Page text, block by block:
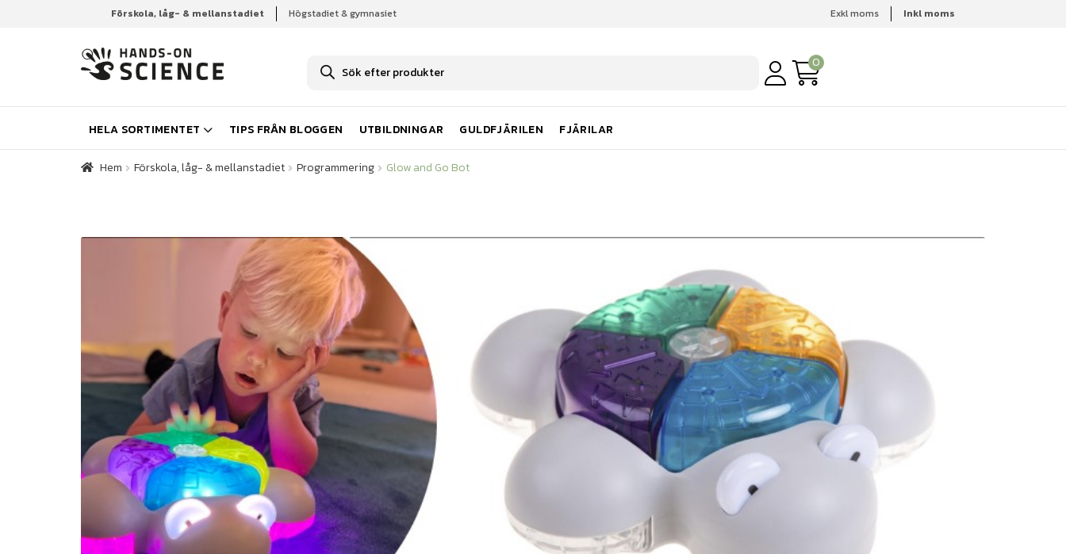
Förskola, låg- & mellanstadiet Högstadiet & gymnasiet Exkl moms Inkl moms
u
k
t
s
ö
k
0
HELA SORTIMENTET TIPS FRÅN BLOGGEN UTBILDNINGAR GULDFJÄRILEN FJÄRILAR
Hem Förskola, låg- & mellanstadiet Programmering Glow and Go Bot
Hem Förskola, låg- & mellanstadiet Programmering Glow and Go Bot